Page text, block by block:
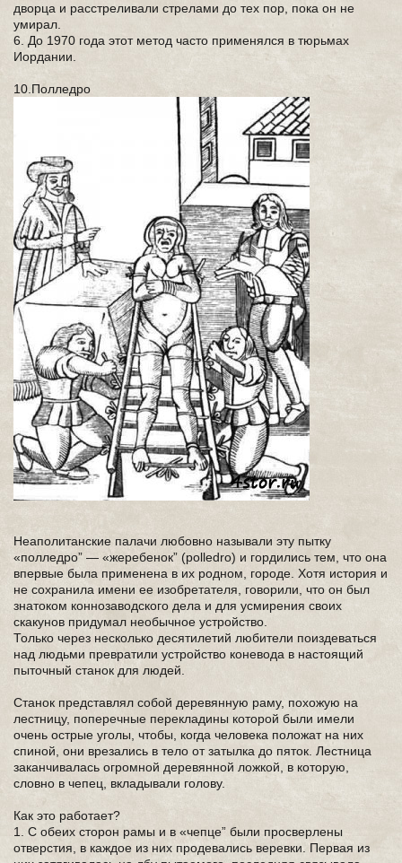
дворца и расстреливали стрелами до тех пор, пока он не
умирал.
6. До 1970 года этот метод часто применялся в тюрьмах
Иордании.
10.Полледро
Неаполитанские палачи любовно называли эту пытку
«полледро” — «жеребенок” (polledro) и гордились тем, что она
впервые была применена в их родном, городе. Хотя история и
не сохранила имени ее изобретателя, говорили, что он был
знатоком коннозаводского дела и для усмирения своих
скакунов придумал необычное устройство.
Только через несколько десятилетий любители поиздеваться
над людьми превратили устройство коневода в настоящий
пыточный станок для людей.
Станок представлял собой деревянную раму, похожую на
лестницу, поперечные перекладины которой были имели
очень острые уголы, чтобы, когда человека положат на них
спиной, они врезались в тело от затылка до пяток. Лестница
заканчивалась огромной деревянной ложкой, в которую,
словно в чепец, вкладывали голову.
Как это работает?
1. С обеих сторон рамы и в «чепце” были просверлены
отверстия, в каждое из них продевались веревки. Первая из